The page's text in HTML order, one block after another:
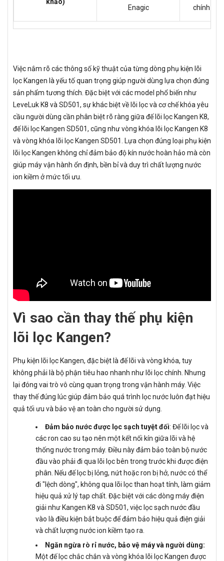
Enagic chính
Việc nắm rõ các thông số kỹ thuật của từng dòng phụ kiện lõi
lọc Kangen là yếu tố quan trọng giúp người dùng lựa chọn đúng
sản phẩm tương thích. Đặc biệt với các model phổ biến như
LeveLuk K8 và SD501, sự khác biệt về lõi lọc và cơ chế khóa yêu
cầu người dùng cần phân biệt rõ ràng giữa đế lõi lọc Kangen K8,
đế lõi lọc Kangen SD501, cũng như vòng khóa lõi lọc Kangen K8
và vòng khóa lõi lọc Kangen SD501. Lựa chọn đúng loại phụ kiện
lõi lọc Kangen không chỉ đảm bảo độ kín nước hoàn hảo mà còn
giúp máy vận hành ổn định, bền bỉ và duy trì chất lượng nước
ion kiềm ở mức tối ưu.
Vì sao cần thay thế phụ kiện
lõi lọc Kangen?
Phụ kiện lõi lọc Kangen, đặc biệt là đế lõi và vòng khóa, tuy
không phải là bộ phận tiêu hao nhanh như lõi lọc chính. Nhưng
lại đóng vai trò vô cùng quan trọng trong vận hành máy. Việc
thay thế đúng lúc giúp đảm bảo quá trình lọc nước luôn đạt hiệu
quả tối ưu và bảo vệ an toàn cho người sử dụng.
Đảm bảo nước được lọc sạch tuyệt đối: Đế lõi lọc và
các ron cao su tạo nên một kết nối kín giữa lõi và hệ
thống nước trong máy. Điều này đảm bảo toàn bộ nước
đầu vào phải đi qua lõi lọc bên trong trước khi được điện
phân. Nếu đế lọc bị lỏng, nứt hoặc ron bị hở, nước có thể
đi "lệch dòng", không qua lõi lọc than hoạt tính, làm giảm
hiệu quả xử lý tạp chất. Đặc biệt với các dòng máy điện
giải như Kangen K8 và SD501, việc lọc sạch nước đầu
vào là điều kiện bắt buộc để đảm bảo hiệu quả điện giải
và chất lượng nước ion kiềm tạo ra.
Ngăn ngừa rò rỉ nước, bảo vệ máy và người dùng:
Một đế lọc chắc chắn và vòng khóa lõi lọc Kangen được